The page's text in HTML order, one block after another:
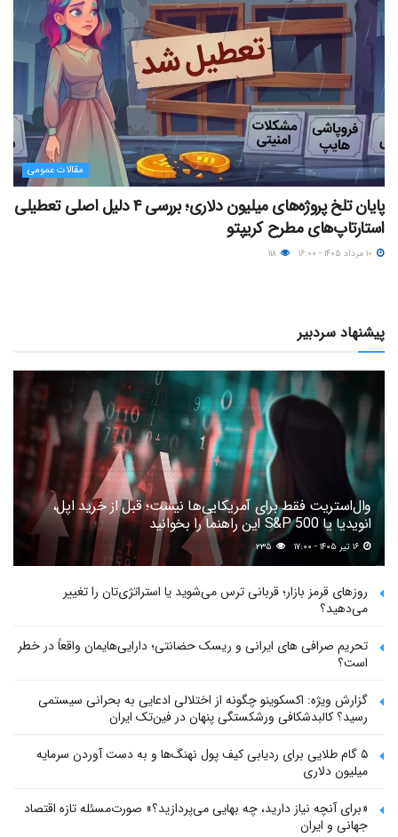
مقالات عمومی
پایان تلخ پروژه‌های میلیون دلاری؛ بررسی ۴ دلیل اصلی تعطیلی
استارتاپ‌های مطرح کریپتو
پیشنهاد سردبیر
وال‌استریت فقط برای آمریکایی‌ها نیست؛ قبل از خرید اپل،
انویدیا یا S&P 500 این راهنما را بخوانید
۲۳۵
روزهای قرمز بازار؛ قربانی ترس می‌شوید یا استراتژی‌تان را تغییر
می‌دهید؟
تحریم صرافی های ایرانی و ریسک حضانتی؛ دارایی‌هایمان واقعاً در خطر
است؟
گزارش ویژه: اکسکوینو چگونه از اختلالی ادعایی به بحرانی سیستمی
رسید؟ کالبدشکافی ورشکستگی پنهان در فین‌تک ایران
۵ گام طلایی برای ردیابی کیف پول‌ نهنگ‌ها و به دست آوردن سرمایه
میلیون دلاری
«برای آنچه نیاز دارید، چه بهایی می‌پردازید؟» صورت‌مسئله تازه اقتصاد
جهانی و ایران